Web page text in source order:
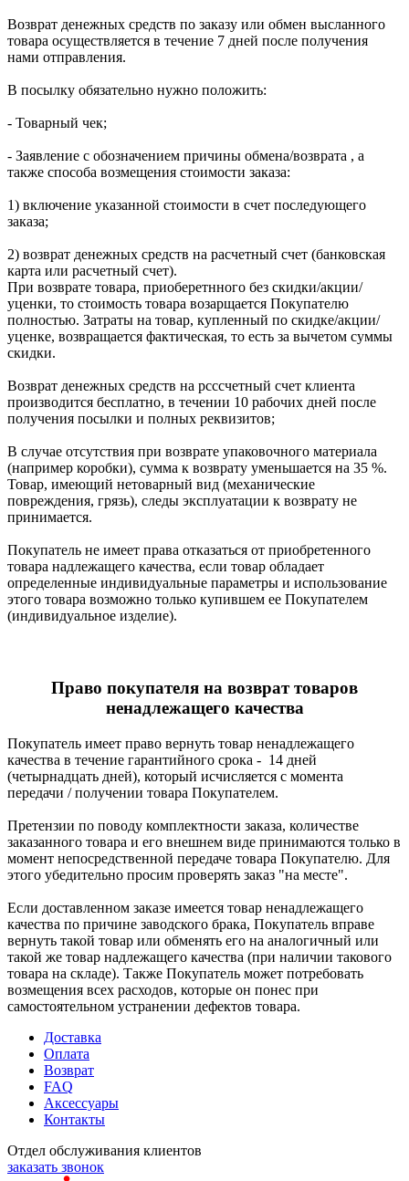
Возврат денежных средств по заказу или обмен высланного
товара осуществляется в течение 7 дней после получения
нами отправления.
В посылку обязательно нужно положить:
- Товарный чек;
- Заявление с обозначением причины обмена/возврата , а
также способа возмещения стоимости заказа:
1) включение указанной стоимости в счет последующего
заказа;
2) возврат денежных средств на расчетный счет (банковская
карта или расчетный счет).
При возврате товара, приоберетнного без скидки/акции/
уценки, то стоимость товара возарщается Покупателю
полностью. Затраты на товар, купленный по скидке/акции/
уценке, возвращается фактическая, то есть за вычетом суммы
скидки.
Возврат денежных средств на рсссчетный счет клиента
производится бесплатно, в течении 10 рабочих дней после
получения посылки и полных реквизитов;
В случае отсутствия при возврате упаковочного материала
(например коробки), сумма к возврату уменьшается на 35 %.
Товар, имеющий нетоварный вид (механические
повреждения, грязь), следы эксплуатации к возврату не
принимается.
Покупатель не имеет права отказаться от приобретенного
товара надлежащего качества, если товар обладает
определенные индивидуальные параметры и использование
этого товара возможно только купившем ее Покупателем
(индивидуальное изделие).
Право покупателя на возврат товаров
ненадлежащего качества
Покупатель имеет право вернуть товар ненадлежащего
качества в течение гарантийного срока - 14 дней
(четырнадцать дней), который исчисляется с момента
передачи / получении товара Покупателем.
Претензии по поводу комплектности заказа, количестве
заказанного товара и его внешнем виде принимаются только в
момент непосредственной передаче товара Покупателю. Для
этого убедительно просим проверять заказ "на месте".
Если доставленном заказе имеется товар ненадлежащего
качества по причине заводского брака, Покупатель вправе
вернуть такой товар или обменять его на аналогичный или
такой же товар надлежащего качества (при наличии такового
товара на складе). Также Покупатель может потребовать
возмещения всех расходов, которые он понес при
самостоятельном устранении дефектов товара.
Доставка
Оплата
Возврат
FAQ
Аксессуары
Контакты
Отдел обслуживания клиентов
заказать звонок